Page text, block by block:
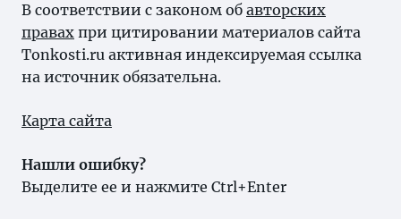
В соответствии с законом об авторских
правах при цитировании материалов сайта
Tonkosti.ru активная индексируемая ссылка
на источник обязательна.
Карта сайта
Нашли ошибку?
Выделите ее и нажмите Ctrl+Enter